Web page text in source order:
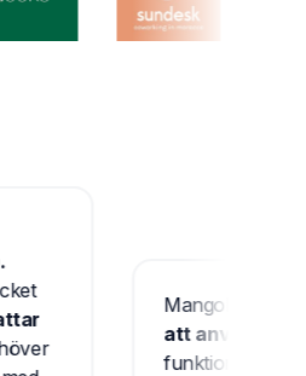
Mangobeds har
att använda och
funktioner och